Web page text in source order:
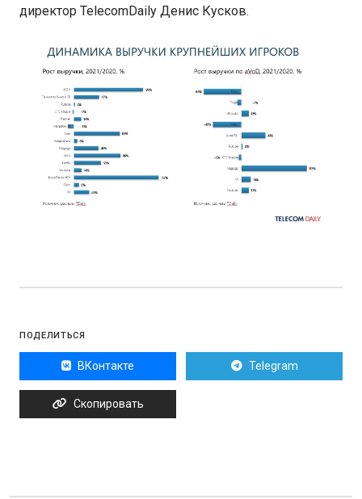
директор TelecomDaily Денис Кусков.
ПОДЕЛИТЬСЯ
ВКонтакте Telegram
Скопировать